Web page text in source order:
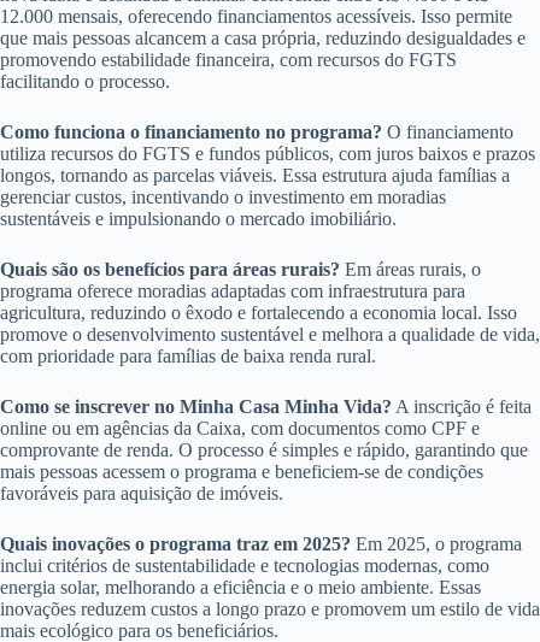
12.000 mensais, oferecendo financiamentos acessíveis. Isso permite
que mais pessoas alcancem a casa própria, reduzindo desigualdades e
promovendo estabilidade financeira, com recursos do FGTS
facilitando o processo.
Como funciona o financiamento no programa? O financiamento
utiliza recursos do FGTS e fundos públicos, com juros baixos e prazos
longos, tornando as parcelas viáveis. Essa estrutura ajuda famílias a
gerenciar custos, incentivando o investimento em moradias
sustentáveis e impulsionando o mercado imobiliário.
Quais são os benefícios para áreas rurais? Em áreas rurais, o
programa oferece moradias adaptadas com infraestrutura para
agricultura, reduzindo o êxodo e fortalecendo a economia local. Isso
promove o desenvolvimento sustentável e melhora a qualidade de vida,
com prioridade para famílias de baixa renda rural.
Como se inscrever no Minha Casa Minha Vida? A inscrição é feita
online ou em agências da Caixa, com documentos como CPF e
comprovante de renda. O processo é simples e rápido, garantindo que
mais pessoas acessem o programa e beneficiem-se de condições
favoráveis para aquisição de imóveis.
Quais inovações o programa traz em 2025? Em 2025, o programa
inclui critérios de sustentabilidade e tecnologias modernas, como
energia solar, melhorando a eficiência e o meio ambiente. Essas
inovações reduzem custos a longo prazo e promovem um estilo de vida
mais ecológico para os beneficiários.